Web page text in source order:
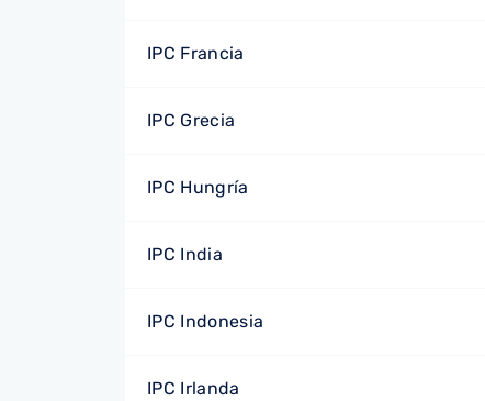
IPC Francia
IPC Grecia
IPC Hungría
IPC India
IPC Indonesia
IPC Irlanda